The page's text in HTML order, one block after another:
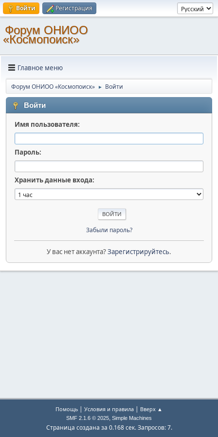
Войти Регистрация
Форум ОНИОО
«Космопоиск»
Главное меню
Форум ОНИОО «Космопоиск» ► Войти
Войти
Имя пользователя:
Пароль:
Хранить данные входа:
Забыли пароль?
У вас нет аккаунта?Зарегистрируйтесь.
Помощь | Условия и правила | Вверх ▲
SMF 2.1.6 © 2025, Simple Machines
Страница создана за 0.168 сек. Запросов: 7.